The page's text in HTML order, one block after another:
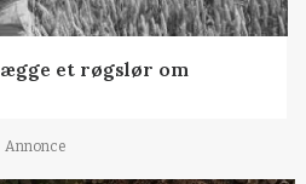
et røgslør om
Annonce